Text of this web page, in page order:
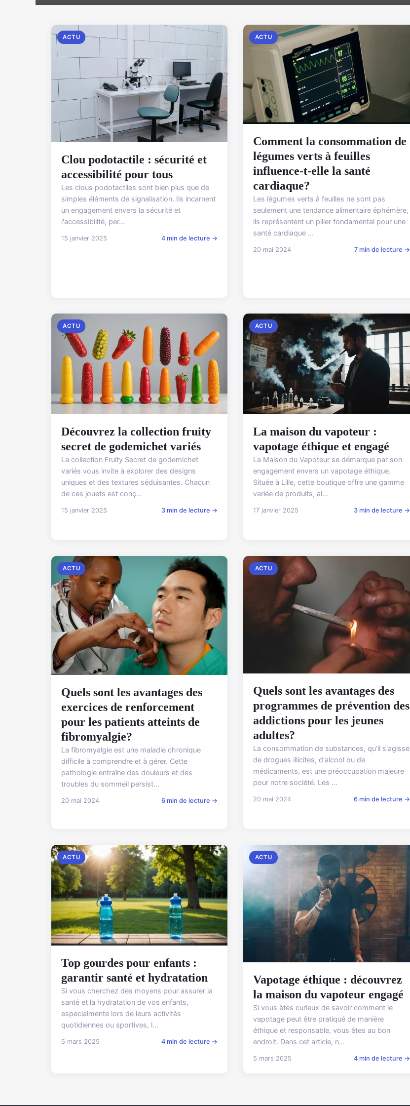
ACTU
Clou podotactile : sécurité et
accessibilité pour tous
Les clous podotactiles sont bien plus que de
simples éléments de signalisation. Ils incarnent
un engagement envers la sécurité et
l'accessibilité, per...
15 janvier 2025 4 min de lecture →
ACTU
Comment la consommation de
légumes verts à feuilles
influence-t-elle la santé
cardiaque?
Les légumes verts à feuilles ne sont pas
seulement une tendance alimentaire éphémère,
ils représentent un pilier fondamental pour une
santé cardiaque ...
20 mai 2024 7 min de lecture →
ACTU
Découvrez la collection fruity
secret de godemichet variés
La collection Fruity Secret de godemichet
variés vous invite à explorer des designs
uniques et des textures séduisantes. Chacun
de ces jouets est conç...
15 janvier 2025 3 min de lecture →
ACTU
La maison du vapoteur :
vapotage éthique et engagé
La Maison du Vapoteur se démarque par son
engagement envers un vapotage éthique.
Située à Lille, cette boutique offre une gamme
variée de produits, al...
17 janvier 2025 3 min de lecture →
ACTU
Quels sont les avantages des
exercices de renforcement
pour les patients atteints de
fibromyalgie?
La fibromyalgie est une maladie chronique
difficile à comprendre et à gérer. Cette
pathologie entraîne des douleurs et des
troubles du sommeil persist...
20 mai 2024 6 min de lecture →
ACTU
Quels sont les avantages des
programmes de prévention des
addictions pour les jeunes
adultes?
La consommation de substances, qu'il s'agisse
de drogues illicites, d'alcool ou de
médicaments, est une préoccupation majeure
pour notre société. Les ...
20 mai 2024 6 min de lecture →
ACTU
Top gourdes pour enfants :
garantir santé et hydratation
Si vous cherchez des moyens pour assurer la
santé et la hydratation de vos enfants,
especialmente lors de leurs activités
quotidiennes ou sportives, l...
5 mars 2025 4 min de lecture →
ACTU
Vapotage éthique : découvrez
la maison du vapoteur engagé
Si vous êtes curieux de savoir comment le
vapotage peut être pratiqué de manière
éthique et responsable, vous êtes au bon
endroit. Dans cet article, n...
5 mars 2025 4 min de lecture →